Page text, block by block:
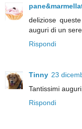
deliziose
auguri di un
Rispondi
Tinny 23
Tantissimi
Rispondi